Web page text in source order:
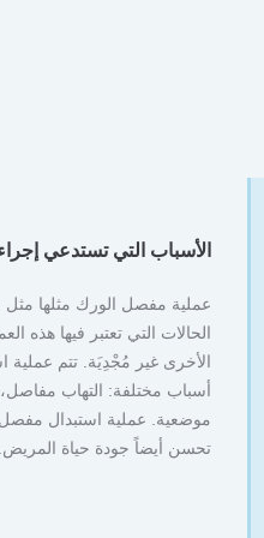
الأسباب التي تستدعي
عملية مفصل الورك مثلها
الحالات التي تعتبر فيها هذه
الأخرى غير مُجْدِيَة. تتم
أسباب مختلفة: التهاب
موضعية. عملية استبدال
تحسن أيضاً جودة حياة المريض.